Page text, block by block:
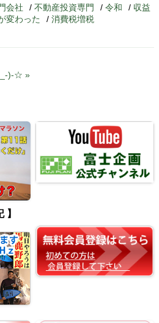
会社 / 不動産投資専門 / 令和 / 収益
変わった / 消費税増税
)-☆ »
】